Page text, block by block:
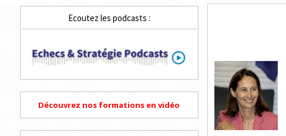
Ecoutez les podcasts :
Découvrez nos formations en vidéo